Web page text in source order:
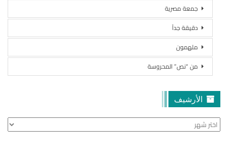
جمعة مصرية
دقيقة جداً
ملهمون
من “نص” المحروسة
الأرشيف
الأرشيف